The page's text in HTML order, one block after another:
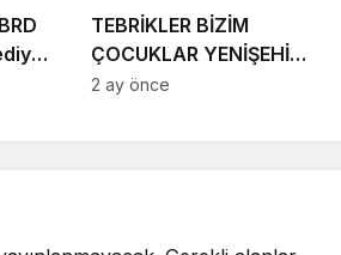
TEBRİKLER BİZİM
ÇOCUKLAR YENİŞEHİR’İ
MAKEDONYA’DA
2 ay önce